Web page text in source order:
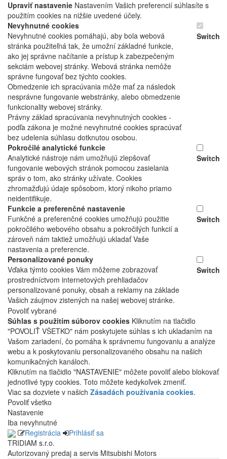
Upraviť nastavenie Nastavením Vašich preferencií súhlasíte s
použitím cookies na nižšie uvedené účely.
Nevyhnutné cookies
Nevyhnutné cookies pomáhajú, aby bola webová
stránka použiteľná tak, že umožní základné funkcie,
ako jej správne načítanie a prístup k zabezpečeným
sekciám webovej stránky. Webová stránka nemôže
správne fungovať bez týchto cookies.
Obmedzenie ich spracúvania môže mať za následok
nesprávne fungovanie webstránky, alebo obmedzenie
funkcionality webovej stránky.
Právny základ spracúvania nevyhnutných cookies -
podľa zákona je možné nevyhnutné cookies spracúvať
bez udelenia súhlasu dotknutou osobou.
Switch
Pokročilé analytické funkcie
Analytické nástroje nám umožňujú zlepšovať
fungovanie webových stránok pomocou zasielania
správ o tom, ako stránky užívate. Cookies
zhromažďujú údaje spôsobom, ktorý nikoho priamo
neidentifikuje.
Switch
Funkcie a preferenčné nastavenie
Funkčné a preferenčné cookies umožňujú použitie
pokročilého webového obsahu a pokročilých funkcií a
zároveň nám taktiež umožňujú ukladať Vaše
nastavenia a preferencie.
Switch
Personalizované ponuky
Vďaka týmto cookies Vám môžeme zobrazovať
prostredníctvom internetových prehliadačov
personalizované ponuky, obsah a reklamy na základe
Vašich záujmov zistených na našej webovej stránke.
Switch
Povoliť vybrané
Súhlas s použitím súborov cookies Kliknutím na tlačidlo
"POVOLIŤ VŠETKO" nám poskytujete súhlas s ich ukladaním na
Vašom zariadení, čo pomáha k správnemu fungovaniu a analýze
webu a k poskytovaniu personalizovaného obsahu na našich
komunikačných kanáloch.
Kliknutím na tlačidlo "NASTAVENIE" môžete povoliť alebo blokovať
jednotlivé typy cookies. Toto môžete kedykoľvek zmeniť.
Viac sa dozviete v našich Zásadách používania cookies.
Povoliť všetko
Nastavenie
Iba nevyhnutné
Registrácia
Prihlásiť sa
TRIDIAM s.r.o.
Autorizovaný predaj a servis Mitsubishi Motors